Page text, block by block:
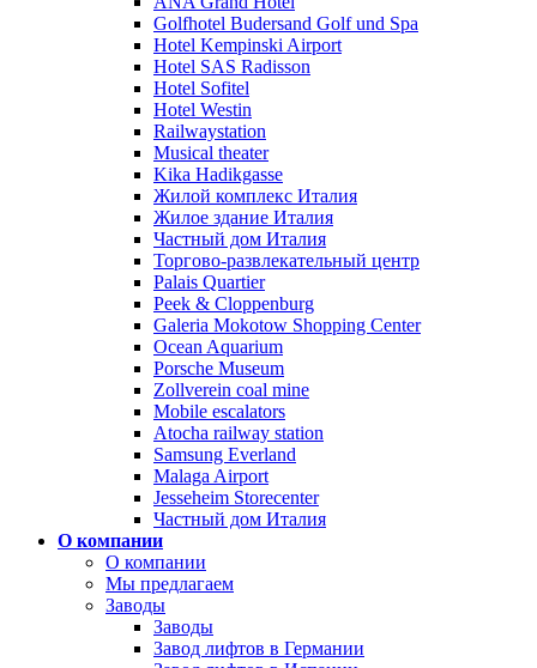
Golfhotel Budersand Golf und Spa
Hotel Kempinski Airport
Hotel SAS Radisson
Hotel Sofitel
Hotel Westin
Railwaystation
Musical theater
Kika Hadikgasse
Жилой комплекс Италия
Жилое здание Италия
Частный дом Италия
Торгово-развлекательный центр
Palais Quartier
Peek & Cloppenburg
Galeria Mokotow Shopping Center
Ocean Aquarium
Porsche Museum
Zollverein coal mine
Mobile escalators
Atocha railway station
Samsung Everland
Malaga Airport
Jesseheim Storecenter
Частный дом Италия
О компании
О компании
Мы предлагаем
Заводы
Заводы
Завод лифтов в Германии